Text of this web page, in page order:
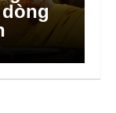
xã,
nghĩa